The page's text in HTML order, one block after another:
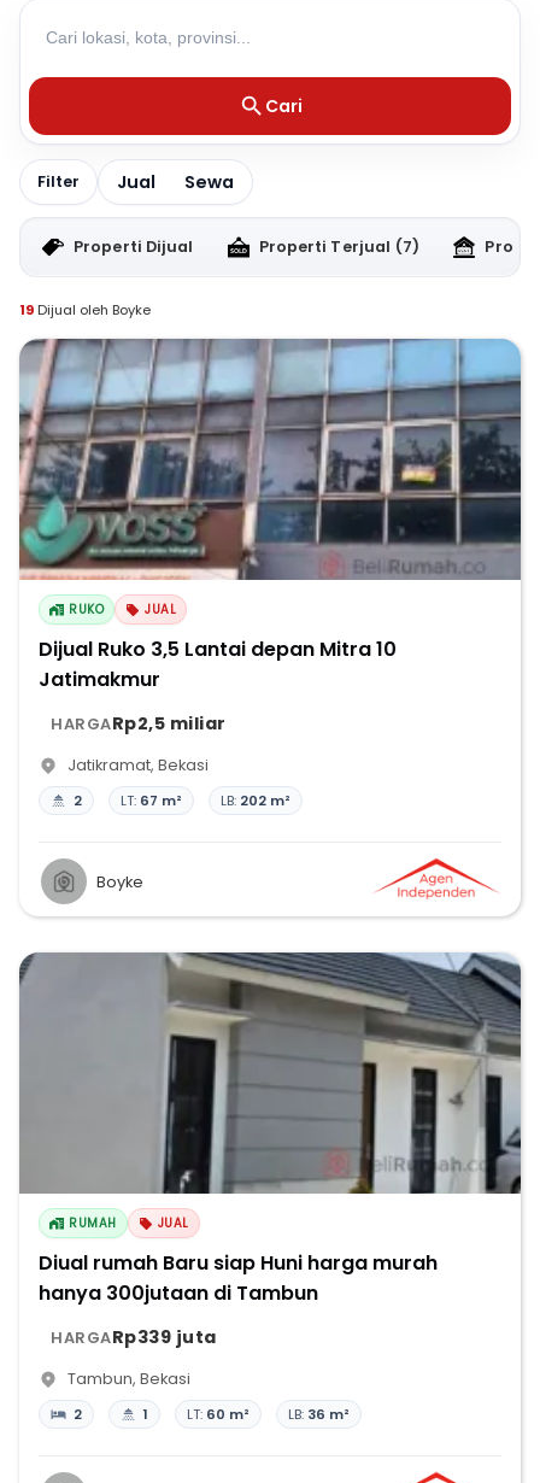
Cari
Filter Jual Sewa
Properti Dijual Properti Terjual (7)
19 Dijual oleh Boyke
RUKO JUAL
Dijual Ruko 3,5 Lantai depan Mitra 10
Jatimakmur
HARGARp2,5 miliar
Jatikramat, Bekasi
2 LT: 67 m² LB: 202 m²
Boyke
RUMAH JUAL
Diual rumah Baru siap Huni harga murah
hanya 300jutaan di Tambun
HARGARp339 juta
Tambun, Bekasi
2 1 LT: 60 m² LB: 36 m²